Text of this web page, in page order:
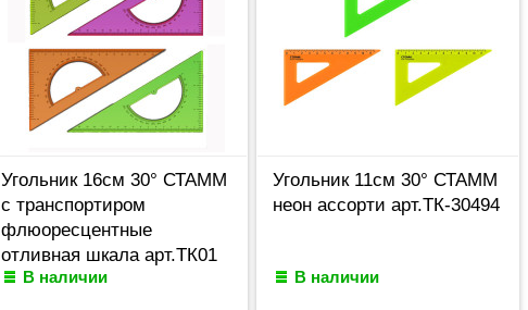
Угольник 16см 30° СТАММ
с транспортиром
флюоресцентные
отливная шкала арт.ТК01
В наличии
Угольник 11см 30° СТАММ
неон ассорти арт.ТК-30494
В наличии